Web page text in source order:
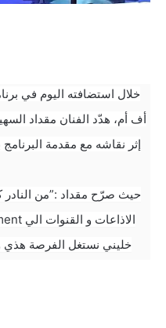
أف أم، هدّد الفنان مقداد
إثر نقاشه مع مقدمة
حيث صرّح مقداد :”من
خليني نستغل الفرصة هذي